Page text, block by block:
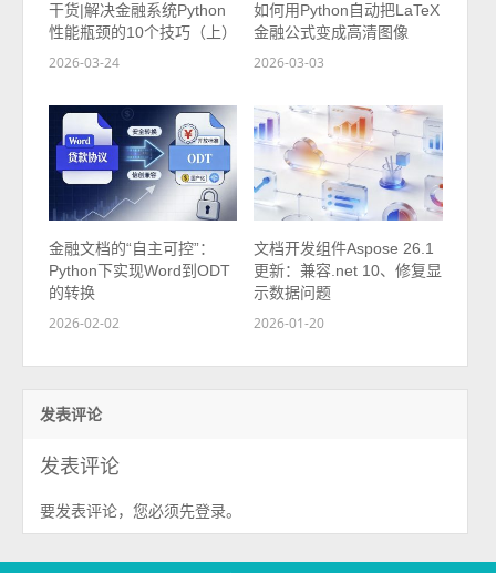
干货|解决金融系统Python
性能瓶颈的10个技巧（上）
2026-03-24
如何用Python自动把LaTeX
金融公式变成高清图像
2026-03-03
金融文档的“自主可控”：
Python下实现Word到ODT
的转换
2026-02-02
文档开发组件Aspose 26.1
更新：兼容.net 10、修复显
示数据问题
2026-01-20
发表评论
发表评论
要发表评论，您必须先登录。